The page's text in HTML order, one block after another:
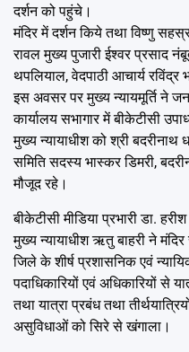
दर्शन को पहुंचे।
मंदिर में दर्शन किये तथा विष्णु
रावल मुख्य पुजारी ईश्वर प्रसाद
थपलियाल, वेदपाठी आचार्य
इस अवसर पर मुख्य न्यायमूर्ति ने
कार्यालय सभागार में बीकेटीसी
मुख्य न्यायाधीश को श्री बदरीनाथ
समिति सदस्य भास्कर डिमरी,
मौजूद रहे।
बीकेटीसी मीडिया प्रभारी डा.
मुख्य न्यायाधीश ऋतु बाहरी ने मंदिर
जिले के शीर्ष प्रशासनिक एवं
पदाधिकारियों एवं अधिकारियों से
तथा यात्रा प्रबंध तथा
असुविधाओं को सिरे से खंगाला।